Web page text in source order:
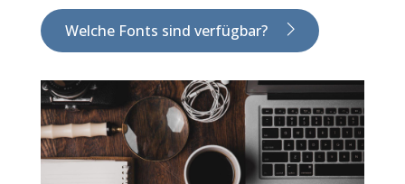
Welche Fonts sind verfügbar?